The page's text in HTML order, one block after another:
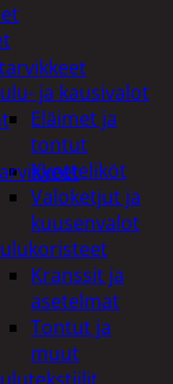
ja kausivalot
Eläimet ja
tontut
Kyntteliköt
Valoketjut ja
kuusenvalot
Kranssit ja
asetelmat
Tontut ja
muut